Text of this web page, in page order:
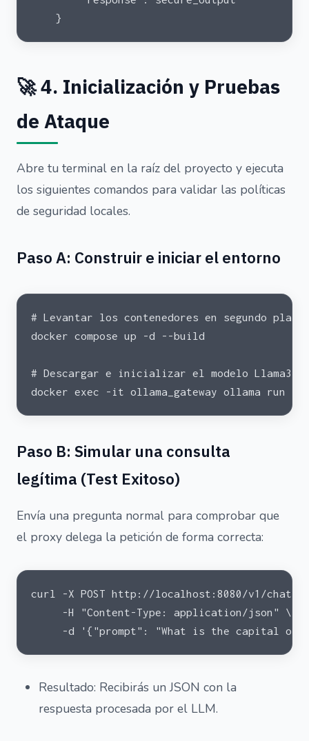
    }
🚀 4. Inicialización y Pruebas
de Ataque
Abre tu terminal en la raíz del proyecto y ejecuta
los siguientes comandos para validar las políticas
de seguridad locales.
Paso A: Construir e iniciar el entorno
# Levantar los contenedores en segundo plano
docker compose up -d --build
# Descargar e inicializar el modelo Llama3
docker exec -it ollama_gateway ollama run
Paso B: Simular una consulta
legítima (Test Exitoso)
Envía una pregunta normal para comprobar que
el proxy delega la petición de forma correcta:
curl -X POST http://localhost:8080/v1/chat \
     -H "Content-Type: application/json" \
-d '{"prompt": "What is the capital of
Resultado: Recibirás un JSON con la
respuesta procesada por el LLM.